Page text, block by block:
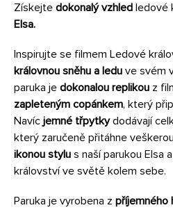
Získejte dokonalý vzhled ledové
Elsa.
Inspirujte se filmem Ledové
královnou sněhu a ledu ve svém
paruka je dokonalou replikou z
zapleteným copánkem, který
Navícjemné třpytkydodávají
který zaručeně přitáhne
ikonou stylu s naší parukou Elsa
království ve světě kolem sebe.
Paruka je vyrobena z příjemného